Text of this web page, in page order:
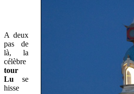
A deux
pas de
là, la
célèbre
tour
Lu se
hisse